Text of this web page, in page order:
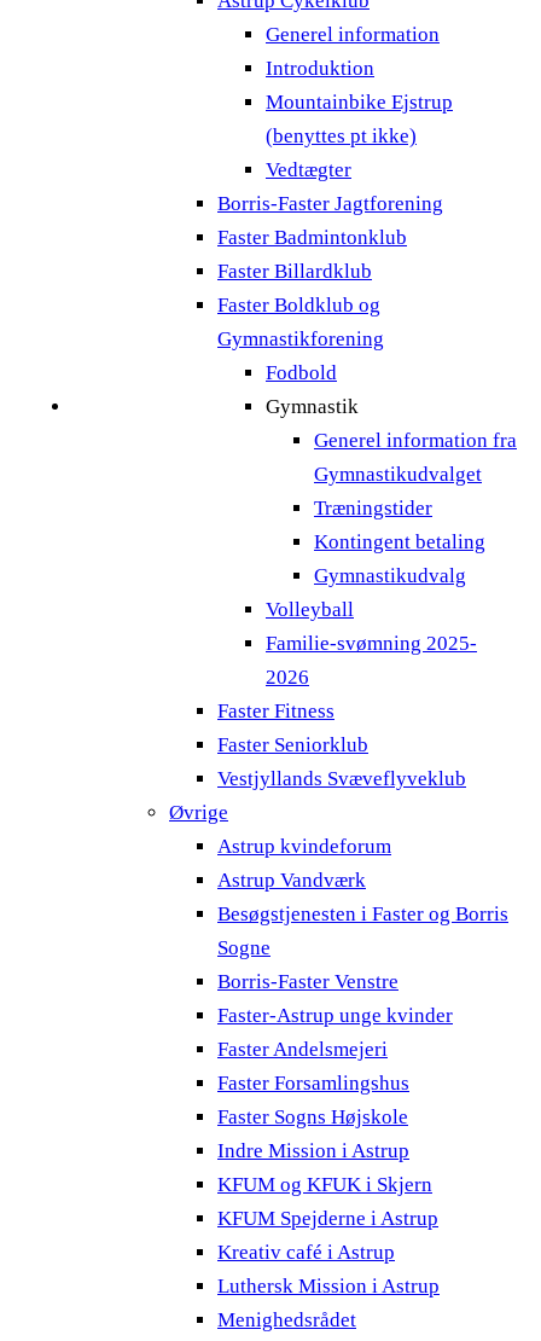
Generel information
Introduktion
Mountainbike Ejstrup
(benyttes pt ikke)
Vedtægter
Borris-Faster Jagtforening
Faster Badmintonklub
Faster Billardklub
Faster Boldklub og
Gymnastikforening
Fodbold
Gymnastik
Generel information fra
Gymnastikudvalget
Træningstider
Kontingent betaling
Gymnastikudvalg
Volleyball
Familie-svømning 2025-
2026
Faster Fitness
Faster Seniorklub
Vestjyllands Svæveflyveklub
Øvrige
Astrup kvindeforum
Astrup Vandværk
Besøgstjenesten i Faster og Borris
Sogne
Borris-Faster Venstre
Faster-Astrup unge kvinder
Faster Andelsmejeri
Faster Forsamlingshus
Faster Sogns Højskole
Indre Mission i Astrup
KFUM og KFUK i Skjern
KFUM Spejderne i Astrup
Kreativ café i Astrup
Luthersk Mission i Astrup
Menighedsrådet